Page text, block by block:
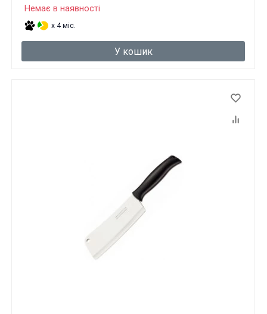
Немає в наявності
x 4 міс.
У кошик